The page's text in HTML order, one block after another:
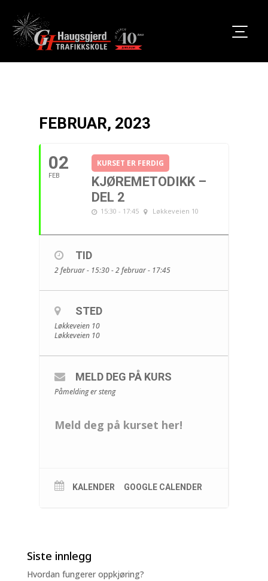
FEBRUAR, 2023
02
FEB
KURSET ER FERDIG
KJØREMETODIKK –
DEL 2
15:30 - 17:45 Løkkeveien 10
TID
2 februar - 15:30 - 2 februar - 17:45
STED
Løkkeveien 10
Løkkeveien 10
MELD DEG PÅ KURS
Påmelding er steng
Meld deg på kurset her!
KALENDER GOOGLE CALENDER
Siste innlegg
Hvordan fungerer oppkjøring?